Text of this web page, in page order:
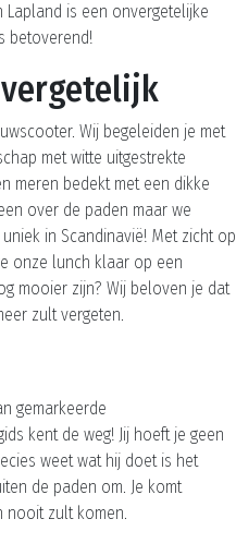
is een onvergetelijke
betoverend!
Wij begeleiden je met
met witte uitgestrekte
meren bedekt met een dikke
over de paden maar we
in Scandinavië! Met zicht op
onze lunch klaar op een
mooier zijn? Wij beloven je dat
zult vergeten.
gemarkeerde
kent de weg! Jij hoeft je geen
weet wat hij doet is het
de paden om. Je komt
nooit zult komen.